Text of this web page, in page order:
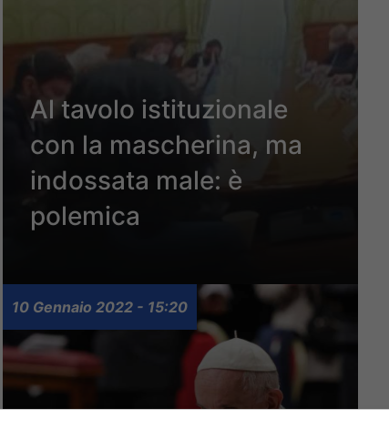
Al tavolo istituzionale
con la mascherina, ma
indossata male: è
polemica
10 Gennaio 2022 - 15:20